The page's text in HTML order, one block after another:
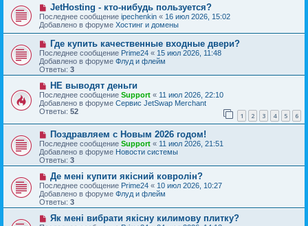
и
е
о
б
щ
е
и
е
Н
о
в
о
е
с
о
о
б
е
н
и
е
JetHosting - кто-нибудь пользуется?
Последнее сообщение ipechenkin « 16 июл 2026, 15:02
Добавлено в форуме Хостинг и домены
Н
о
в
о
е
с
о
о
б
щ
е
н
и
е
Где купить качественные входные двери?
Последнее сообщение Prime24 « 15 июл 2026, 11:48
Добавлено в форуме Флуд и флейм
Ответы: 3
Н
о
в
о
е
с
о
о
б
щ
е
и
е
НЕ выводят деньги
Последнее сообщение Support « 11 июл 2026, 22:10
Добавлено в форуме Сервис JetSwap Merchant
Ответы: 52 1 2 3 4 5 6
Н
о
в
о
е
о
о
б
щ
е
н
Поздравляем с Новым 2026 годом!
Последнее сообщение Support « 11 июл 2026, 21:51
Добавлено в форуме Новости системы
Ответы: 3
Н
о
в
о
е
с
о
Де мені купити якісний ковролін?
Последнее сообщение Prime24 « 10 июл 2026, 10:27
Добавлено в форуме Флуд и флейм
Ответы: 3
НЯк мені вибрати якісну килимову плитку?